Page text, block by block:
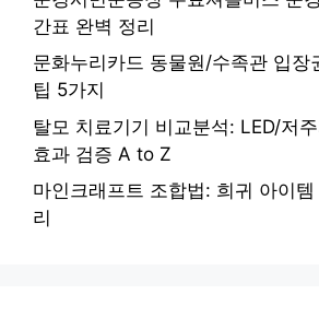
간표 완벽 정리
문화누리카드 동물원/수족관 입장
팁 5가지
탈모 치료기기 비교분석: LED/저
효과 검증 A to Z
마인크래프트 조합법: 희귀 아이
리